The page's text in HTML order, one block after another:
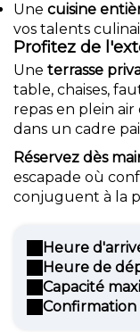
Une cuisine
vos talents
Profitez de
Une terrasse
table, chaises,
repas en plein
dans un cadre
Réservez dès
escapade où
conjuguent à la
Heure
Heure de
Capacité
Confirmation